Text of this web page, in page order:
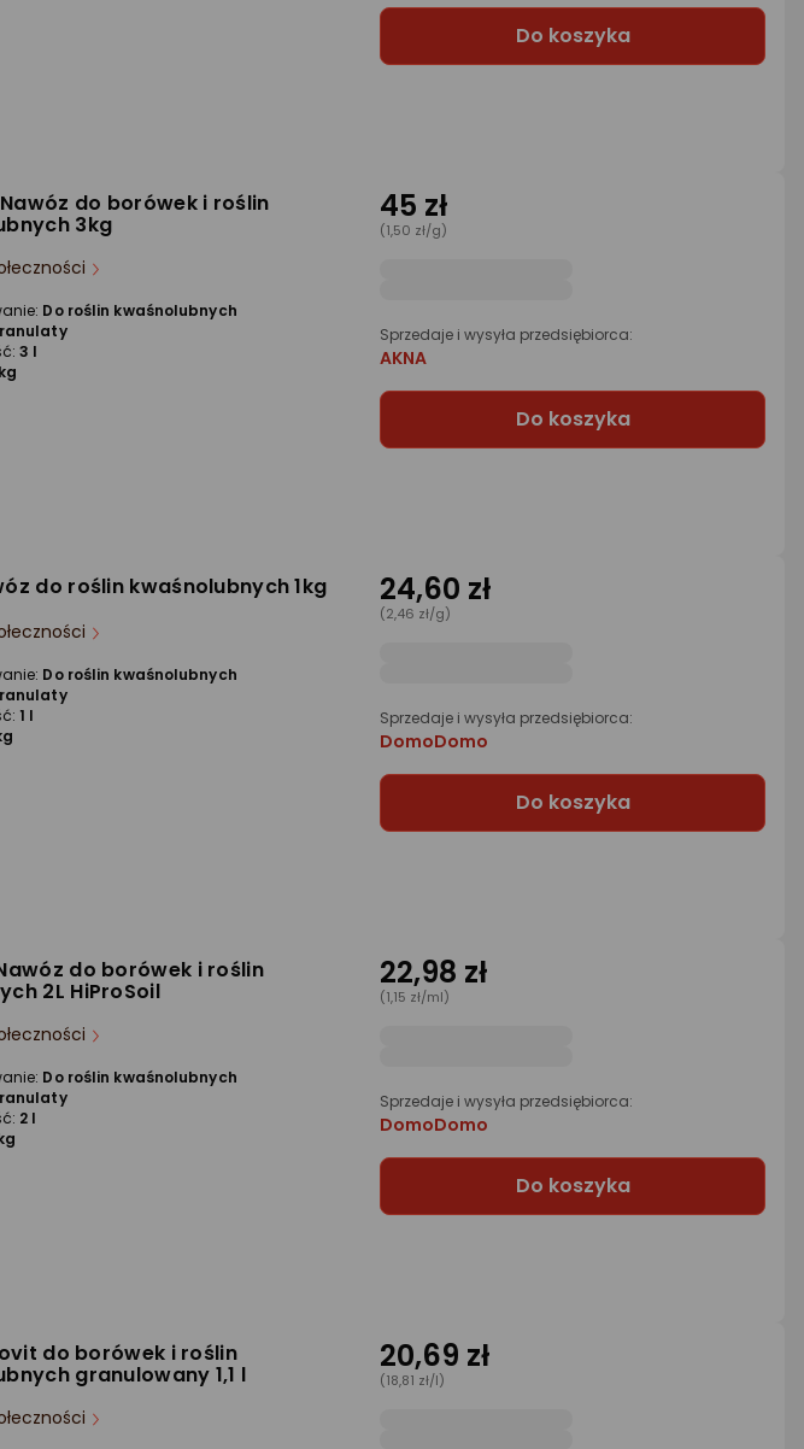
Do koszyka
Nawóz do borówek i roślin
3kg
Do roślin kwaśnolubnych
3 l
45 zł
(1,50 zł/g)
Sprzedaje i wysyła przedsiębiorca:
AKNA
Do koszyka
do roślin kwaśnolubnych 1kg
Do roślin kwaśnolubnych
1 l
24,60 zł
(2,46 zł/g)
Sprzedaje i wysyła przedsiębiorca:
DomoDomo
Do koszyka
do borówek i roślin
2L HiProSoil
Do roślin kwaśnolubnych
2 l
22,98 zł
(1,15 zł/ml)
Sprzedaje i wysyła przedsiębiorca:
DomoDomo
Do koszyka
do borówek i roślin
granulowany 1,1 l 20,69 zł
(18,81 zł/l)